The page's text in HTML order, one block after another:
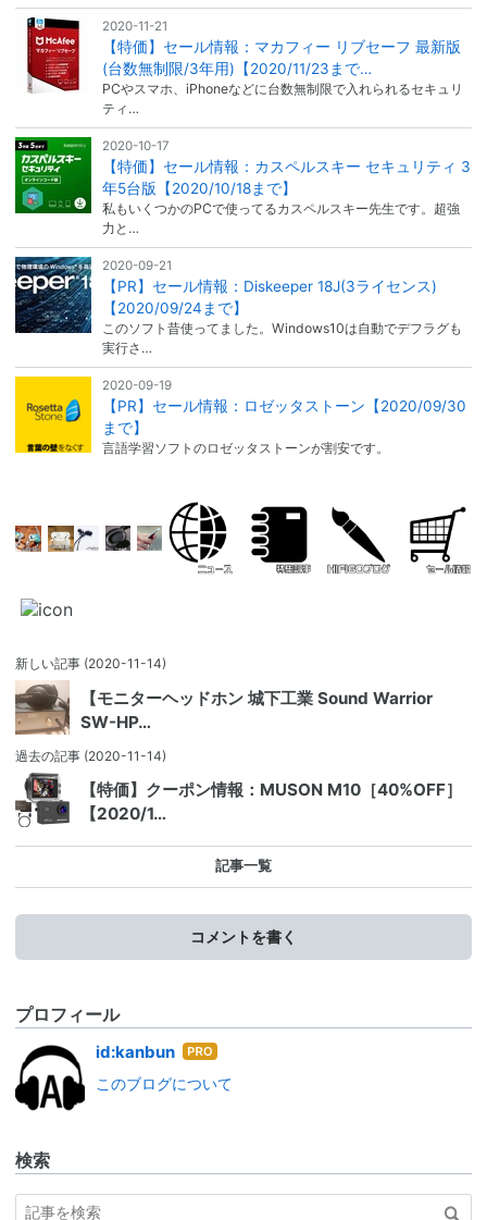
2020-11-21
【特価】セール情報：マカフィー リブセーフ 最新版
(台数無制限/3年用)【2020/11/23まで…
PCやスマホ、iPhoneなどに台数無制限で入れられるセキュリ
ティ…
2020-10-17
【特価】セール情報：カスペルスキー セキュリティ 3
年5台版【2020/10/18まで】
私もいくつかのPCで使ってるカスペルスキー先生です。超強
力と…
2020-09-21
【PR】セール情報：Diskeeper 18J(3ライセンス)
【2020/09/24まで】
このソフト昔使ってました。Windows10は自動でデフラグも
実行さ…
2020-09-19
【PR】セール情報：ロゼッタストーン【2020/09/30
まで】
言語学習ソフトのロゼッタストーンが割安です。
新しい記事 (2020-11-14)
【モニターヘッドホン 城下工業 Sound Warrior
SW-HP…
過去の記事 (2020-11-14)
【特価】クーポン情報：MUSON M10［40%OFF］
【2020/1…
記事一覧
コメントを書く
プロフィール
id:kanbun はて
ログ
このブログについて
検索